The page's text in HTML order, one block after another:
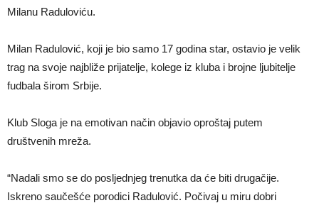
Milanu Raduloviću.
Milan Radulović, koji je bio samo 17 godina star, ostavio je velik
trag na svoje najbliže prijatelje, kolege iz kluba i brojne ljubitelje
fudbala širom Srbije.
Klub Sloga je na emotivan način objavio oproštaj putem
društvenih mreža.
“Nadali smo se do posljednjeg trenutka da će biti drugačije.
Iskreno saučešće porodici Radulović. Počivaj u miru dobri